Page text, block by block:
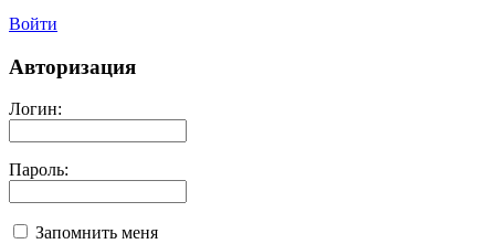
Войти
Авторизация
Логин:
Пароль:
Запомнить меня